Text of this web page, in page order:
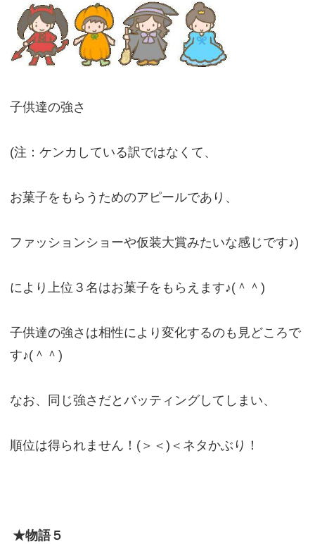
子供達の強さ
(注：ケンカしている訳ではなくて、
お菓子をもらうためのアピールであり、
ファッションショーや仮装大賞みたいな感じです♪)
により上位３名はお菓子をもらえます♪(＾＾)
子供達の強さは相性により変化するのも見どころで
す♪(＾＾)
なお、同じ強さだとバッティングしてしまい、
順位は得られません！(＞＜)＜ネタかぶり！
★物語５